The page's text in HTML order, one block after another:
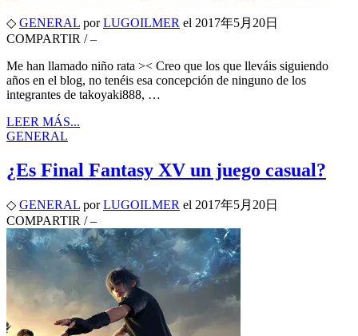
◇ GENERAL por LUGOILMER el 2017年5月20日
COMPARTIR / –
Me han llamado niño rata >< Creo que los que lleváis siguiendo
años en el blog, no tenéis esa concepción de ninguno de los
integrantes de takoyaki888, …
LEER MÁS...
GENERAL
¿Es Final Fantasy XV un juego casual?
◇ GENERAL por LUGOILMER el 2017年5月20日
COMPARTIR / –